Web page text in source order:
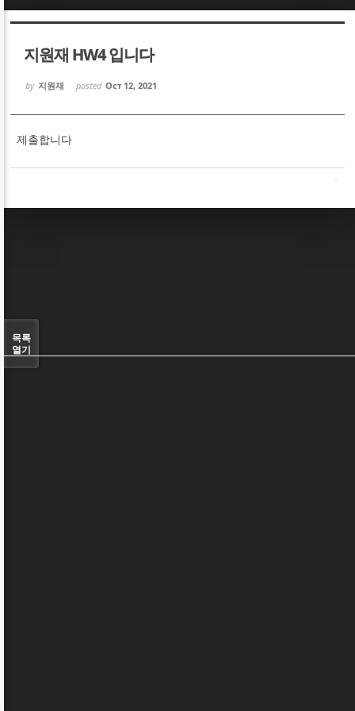
지원재 HW4 입니다
by 지원재 posted Oct 12, 2021
제출합니다
목록
열기
Sketchbook5, 스케치북5
Sketchbook5, 스케치북5
Sketchbook5, 스케치북5
Sketchbook5, 스케치북5